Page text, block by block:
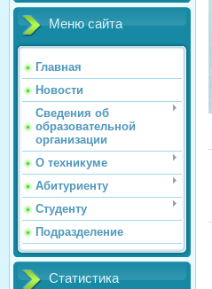
Меню сайта
Главная
Новости
Сведения об
образовательной
организации
О техникуме
Абитуриенту
Студенту
Подразделение
Статистика